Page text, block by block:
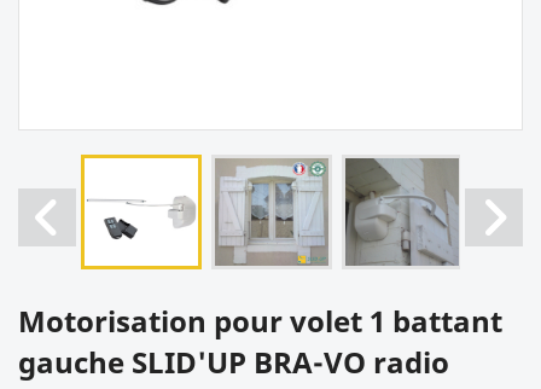
Motorisation pour volet 1 battant
gauche SLID'UP BRA-VO radio